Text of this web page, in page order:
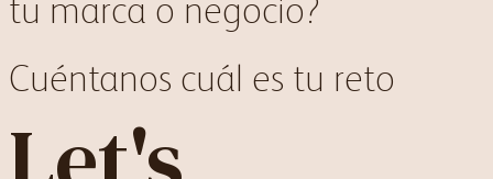
tu marca o negocio?
Cuéntanos cuál es tu reto